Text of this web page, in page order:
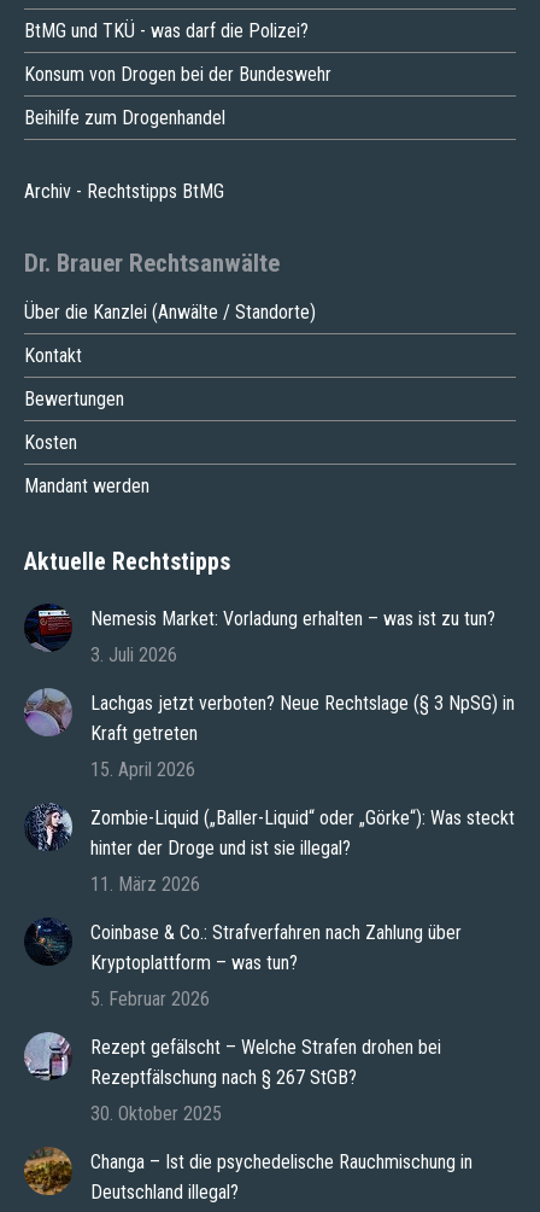
BtMG und TKÜ - was darf die Polizei?
Konsum von Drogen bei der Bundeswehr
Beihilfe zum Drogenhandel
Archiv - Rechtstipps BtMG
Dr. Brauer Rechtsanwälte
Über die Kanzlei (Anwälte / Standorte)
Kontakt
Bewertungen
Kosten
Mandant werden
Aktuelle Rechtstipps
Nemesis Market: Vorladung erhalten – was ist zu tun?
3. Juli 2026
Lachgas jetzt verboten? Neue Rechtslage (§ 3 NpSG) in
Kraft getreten
15. April 2026
Zombie-Liquid („Baller-Liquid“ oder „Görke“): Was steckt
hinter der Droge und ist sie illegal?
11. März 2026
Coinbase & Co.: Strafverfahren nach Zahlung über
Kryptoplattform – was tun?
5. Februar 2026
Rezept gefälscht – Welche Strafen drohen bei
Rezeptfälschung nach § 267 StGB?
30. Oktober 2025
Changa – Ist die psychedelische Rauchmischung in
Deutschland illegal?